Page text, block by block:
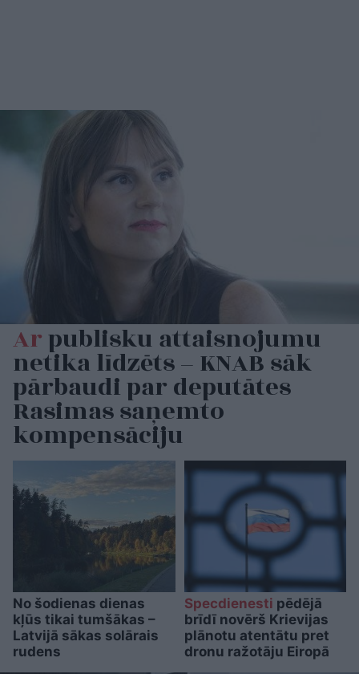
Arpublisku attaisnojumu
netika līdzēts – KNAB sāk
pārbaudi par deputātes
Rasimas saņemto
kompensāciju
No šodienas dienas
kļūs tikai tumšākas –
Latvijā sākas solārais
rudens
Specdienesti pēdējā
brīdī novērš Krievijas
plānotu atentātu pret
dronu ražotāju Eiropā